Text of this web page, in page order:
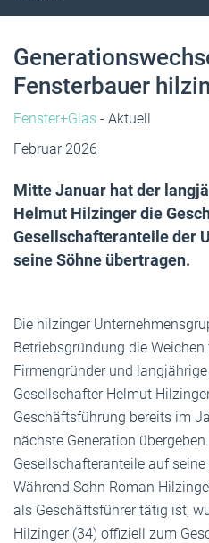
Fensterbauer
Fenster+Glas - Aktuell
Februar 2026
Mitte Januar hat der
Helmut Hilzinger die
Gesellschafteranteile der
seine Söhne übertragen.
Die hilzinger
Betriebsgründung die
Firmengründer und
Gesellschafter Helmut
Geschäftsführung bereits im
nächste Generation
Gesellschafteranteile auf
Während Sohn Roman
als Geschäftsführer tätig ist,
Hilzinger (34) offiziell zum